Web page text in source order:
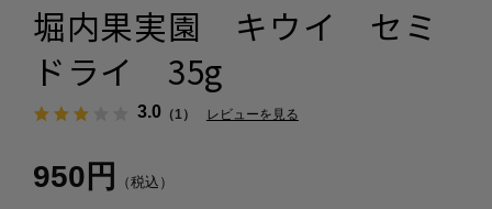
堀内果実園 キウイ セミ
ドライ 35g
3.0（1） レビューを見る
950円 （税込）